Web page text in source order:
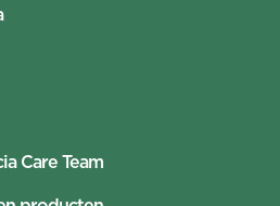
Care Team